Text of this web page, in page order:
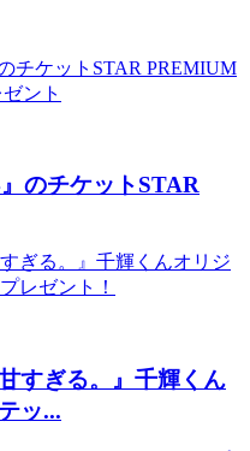
のチケットSTAR
すぎる。』千輝くん
ッ...